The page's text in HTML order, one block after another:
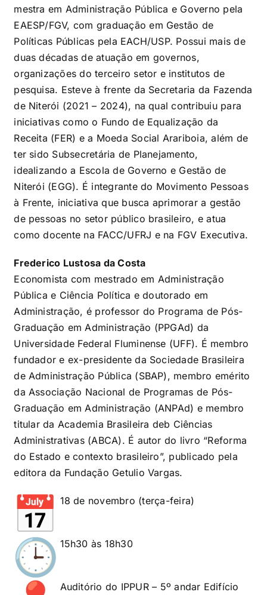
mestra em Administração Pública e Governo pela
EAESP/FGV, com graduação em Gestão de
Políticas Públicas pela EACH/USP. Possui mais de
duas décadas de atuação em governos,
organizações do terceiro setor e institutos de
pesquisa. Esteve à frente da Secretaria da Fazenda
de Niterói (2021 – 2024), na qual contribuiu para
iniciativas como o Fundo de Equalização da
Receita (FER) e a Moeda Social Arariboia, além de
ter sido Subsecretária de Planejamento,
idealizando a Escola de Governo e Gestão de
Niterói (EGG). É integrante do Movimento Pessoas
à Frente, iniciativa que busca aprimorar a gestão
de pessoas no setor público brasileiro, e atua
como docente na FACC/UFRJ e na FGV Executiva.
Frederico Lustosa da Costa
Economista com mestrado em Administração
Pública e Ciência Política e doutorado em
Administração, é professor do Programa de Pós-
Graduação em Administração (PPGAd) da
Universidade Federal Fluminense (UFF). É membro
fundador e ex-presidente da Sociedade Brasileira
de Administração Pública (SBAP), membro emérito
da Associação Nacional de Programas de Pós-
Graduação em Administração (ANPAd) e membro
titular da Academia Brasileira deb Ciências
Administrativas (ABCA). É autor do livro “Reforma
do Estado e contexto brasileiro”, publicado pela
editora da Fundação Getulio Vargas.
18 de novembro (terça-feira)
15h30 às 18h30
Auditório do IPPUR – 5º andar Edifício